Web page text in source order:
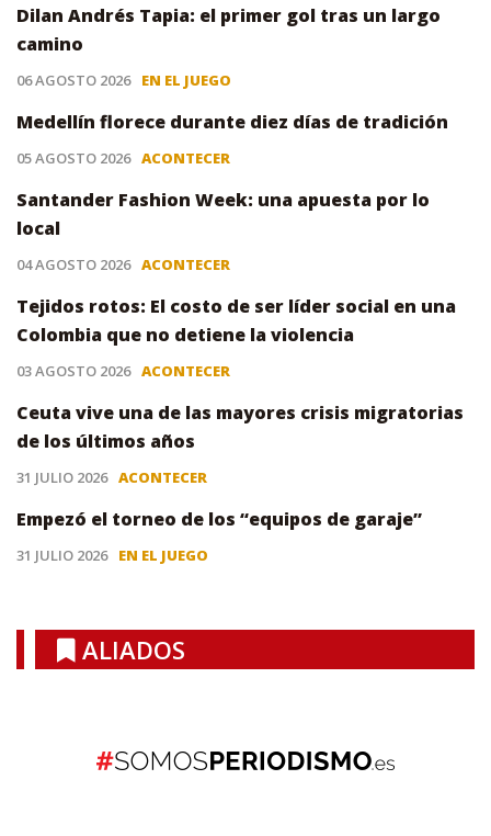
Dilan Andrés Tapia: el primer gol tras un largo
camino
06 AGOSTO 2026 EN EL JUEGO
Medellín florece durante diez días de tradición
05 AGOSTO 2026 ACONTECER
Santander Fashion Week: una apuesta por lo
local
04 AGOSTO 2026 ACONTECER
Tejidos rotos: El costo de ser líder social en una
Colombia que no detiene la violencia
03 AGOSTO 2026 ACONTECER
Ceuta vive una de las mayores crisis migratorias
de los últimos años
31 JULIO 2026 ACONTECER
Empezó el torneo de los “equipos de garaje”
31 JULIO 2026 EN EL JUEGO
ALIADOS